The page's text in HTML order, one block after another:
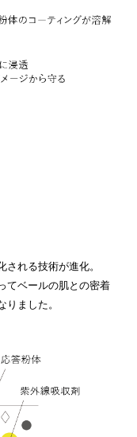
れる技術が進化。
てベールの肌との密着
ました。